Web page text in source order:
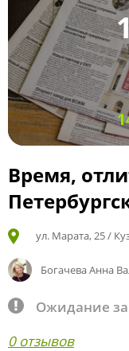
Время,
ул. Марата, 25 /
Богачева Анна
Ожидание
0 отзывов